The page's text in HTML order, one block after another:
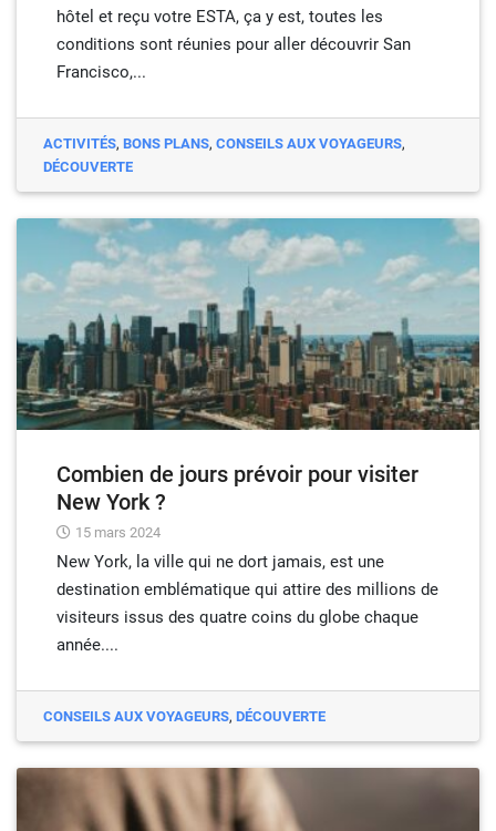
hôtel et reçu votre ESTA, ça y est, toutes les
conditions sont réunies pour aller découvrir San
Francisco,...
ACTIVITÉS, BONS PLANS, CONSEILS AUX VOYAGEURS,
DÉCOUVERTE
Combien de jours prévoir pour visiter
New York ?
15 mars 2024
New York, la ville qui ne dort jamais, est une
destination emblématique qui attire des millions de
visiteurs issus des quatre coins du globe chaque
année....
CONSEILS AUX VOYAGEURS, DÉCOUVERTE